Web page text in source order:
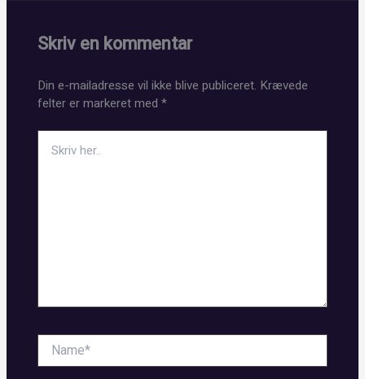
Skriv en kommentar
Din e-mailadresse vil ikke blive publiceret. Krævede
felter er markeret med *
her..
Name*